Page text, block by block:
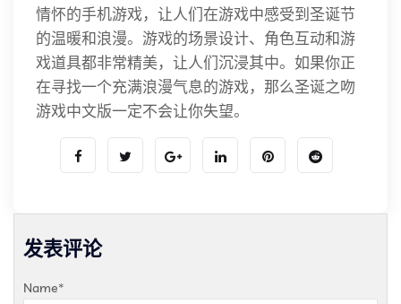
情怀的手机游戏，让人们在游戏中感受到圣诞节
的温暖和浪漫。游戏的场景设计、角色互动和游
戏道具都非常精美，让人们沉浸其中。如果你正
在寻找一个充满浪漫气息的游戏，那么圣诞之吻
游戏中文版一定不会让你失望。
发表评论
Name*